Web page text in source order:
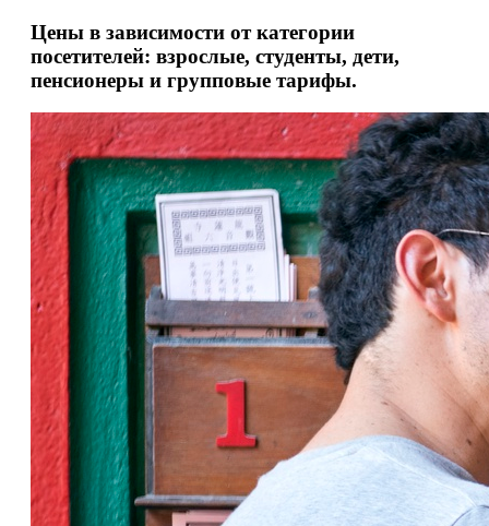
Цены в зависимости от категории
посетителей: взрослые, студенты, дети,
пенсионеры и групповые тарифы.